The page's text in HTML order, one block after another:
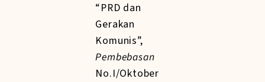
“PRD dan
Gerakan
Komunis”,
Pembebasan
No.I/Oktober